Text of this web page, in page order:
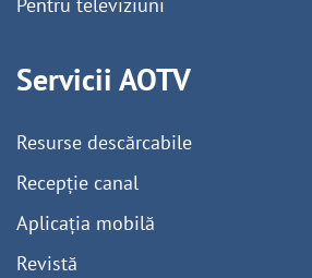
Pentru televiziuni
Servicii AOTV
Resurse descărcabile
Recepție canal
Aplicația mobilă
Revistă